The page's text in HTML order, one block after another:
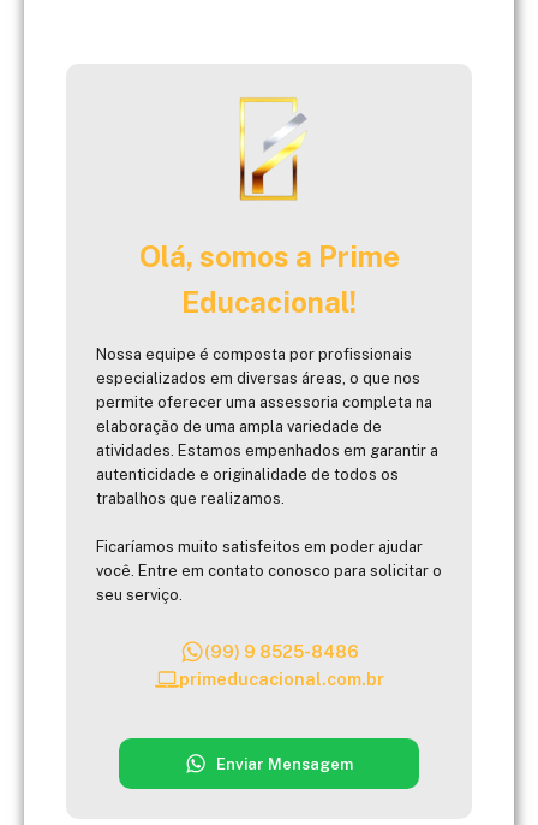
Olá, somos a Prime
Educacional!
Nossa equipe é composta por profissionais
especializados em diversas áreas, o que nos
permite oferecer uma assessoria completa na
elaboração de uma ampla variedade de
atividades. Estamos empenhados em garantir a
autenticidade e originalidade de todos os
trabalhos que realizamos.
Ficaríamos muito satisfeitos em poder ajudar
você. Entre em contato conosco para solicitar o
seu serviço.
(99) 9 8525-8486
primeducacional.com.br
Enviar Mensagem